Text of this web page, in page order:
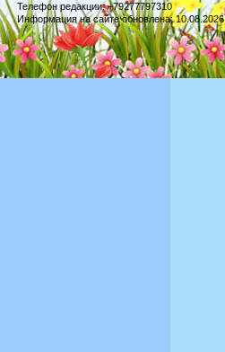
Телефон редакции: +79277797310
Информация на сайте обновлена: 10.08.2026